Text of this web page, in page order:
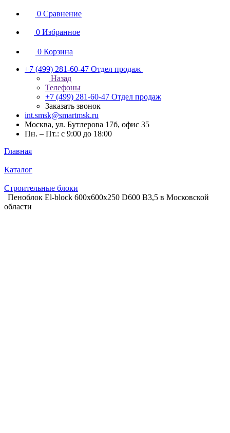
0 Сравнение
0 Избранное
0 Корзина
+7 (499) 281-60-47 Отдел продаж
Назад
Телефоны
+7 (499) 281-60-47 Отдел продаж
Заказать звонок
int.smsk@smartmsk.ru
Москва, ул. Бутлерова 17б, офис 35
Пн. – Пт.: с 9:00 до 18:00
Главная
Каталог
Строительные блоки
Пеноблок El-block 600х600х250 D600 В3,5 в Московской
области